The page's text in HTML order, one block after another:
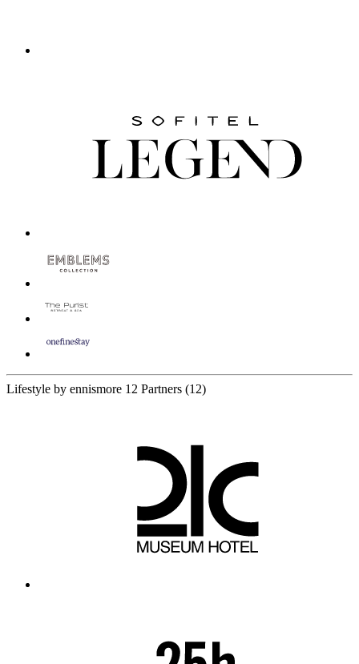
Lifestyle by ennismore 12 Partners (12)